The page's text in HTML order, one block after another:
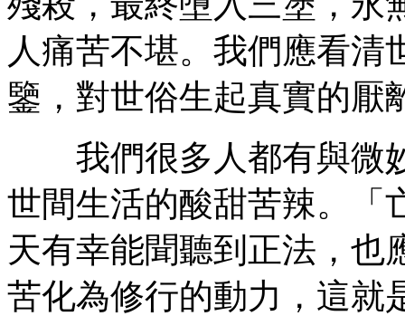
人痛苦不堪。我們應看清
鑒，對世俗生起真實的厭
我們很多人都有與微
世間生活的酸甜苦辣。「
天有幸能聞聽到正法，也
苦化為修行的動力，這就